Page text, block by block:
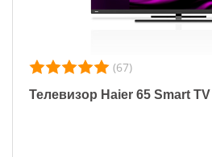
(67)
Телевизор Haier 65 Smart